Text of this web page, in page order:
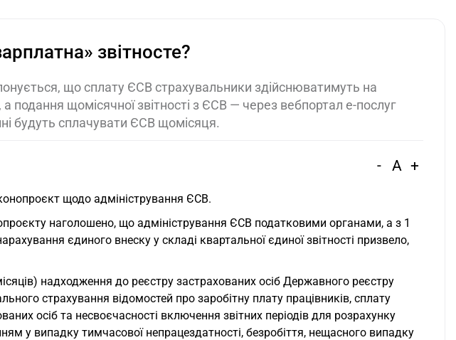
звітносте?
що сплату ЄСВ страхувальники здійснюватимуть на
подання щомісячної звітності з ЄСВ — через вебпортал е-послуг
будуть сплачувати ЄСВ щомісяця.
- A +
щодо адміністрування ЄСВ.
наголошено, що адміністрування ЄСВ податковими органами, а з 1
єдиного внеску у складі квартальної єдиної звітності призвело,
надходження до реєстру застрахованих осіб Державного реєстру
страхування відомостей про заробітну плату працівників, сплату
осіб та несвоєчасності включення звітних періодів для розрахунку
у випадку тимчасової непрацездатності, безробіття, нещасного випадку